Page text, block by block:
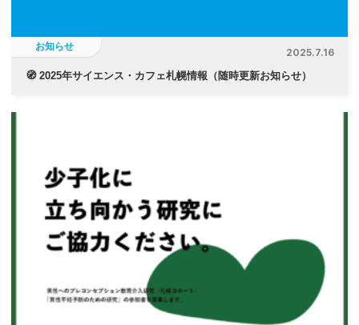
お知らせ
2025.7.16
🧭 2025年サイエンス・カフェ札幌情報（随時更新お知らせ）